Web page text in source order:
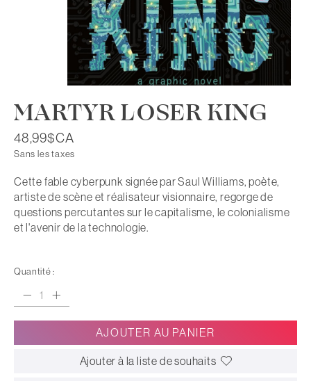
MARTYR LOSER KING
48,99$CA
Sans les taxes
Cette fable cyberpunk signée par Saul Williams, poète,
artiste de scène et réalisateur visionnaire, regorge de
questions percutantes sur le capitalisme, le colonialisme
et l'avenir de la technologie.
Quantité :
AJOUTER AU PANIER
Ajouter à la liste de souhaits